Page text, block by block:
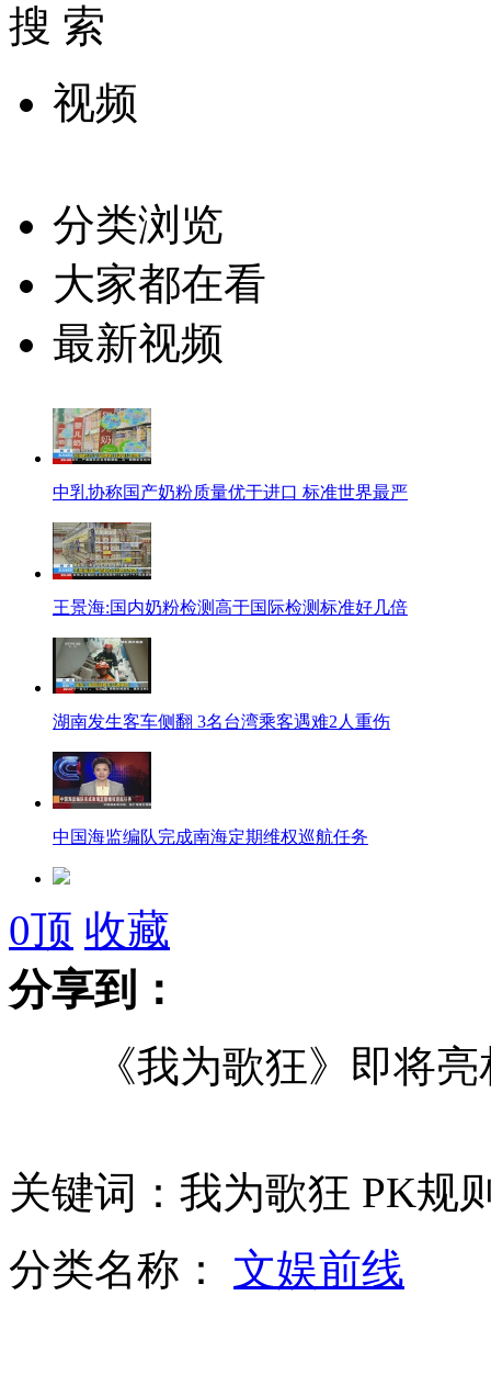
搜 索
视频
分类浏览
大家都在看
最新视频
中乳协称国产奶粉质量优于进口 标准世界最严
王景海:国内奶粉检测高于国际检测标准好几倍
湖南发生客车侧翻 3名台湾乘客遇难2人重伤
中国海监编队完成南海定期维权巡航任务
独家揭秘《我为歌狂》PK规则
女子从窗口撒十几万现金 居民无人哄抢
近千人参加巴楚暴力恐怖案牺牲烈士追悼会
0顶 收藏
分享到：
《我为歌狂》即将亮
关键词：我为歌狂 PK规
分类名称： 文娱前线